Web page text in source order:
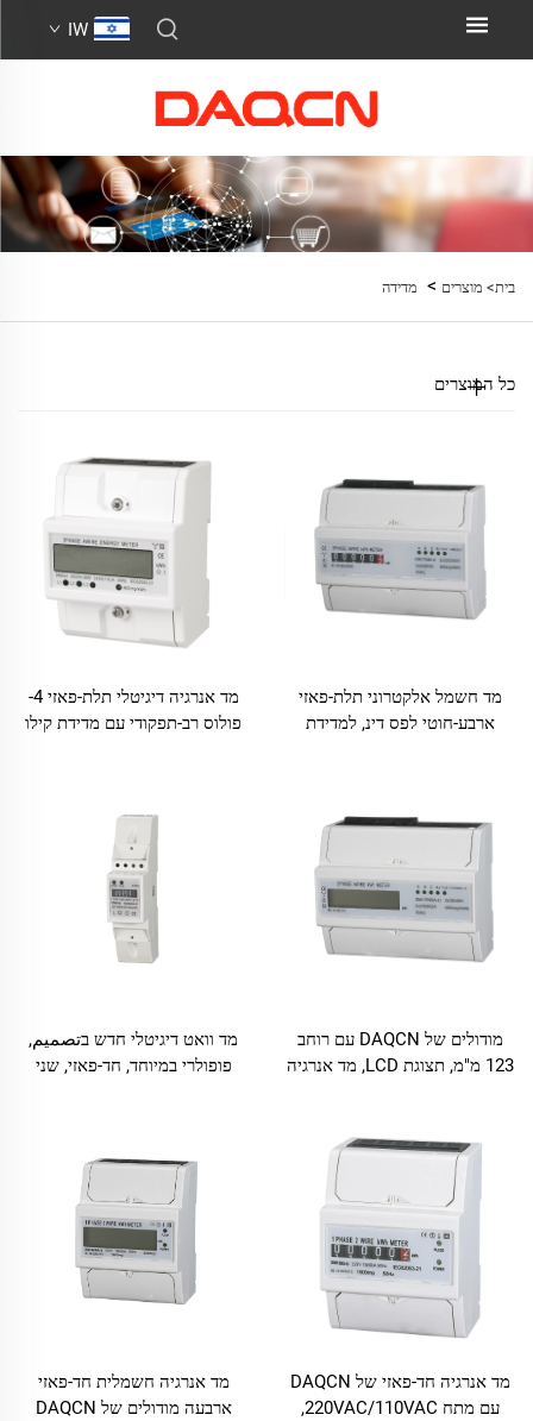
IW
בית> מוצרים > מדידה
כל המוצרים
מד חשמל אלקטרוני תלת-פאזי
ארבע-חוטי לפס דינ, למדידת
מד אנרגיה דיגיטלי תלת-פאזי 4-
פולוס רב-תפקודי עם מדידת קילו
מודולים של DAQCN עם רוחב
123 מ"מ, תצוגת LCD, מד אנרגיה
מד וואט דיגיטלי חדש בتصميم,
פופולרי במיוחד, חד-פאזי, שני
מד אנרגיה חד-פאזי של DAQCN
עם מתח 220VAC/110VAC,
מד אנרגיה חשמלית חד-פאזי
ארבעה מודולים של DAQCN